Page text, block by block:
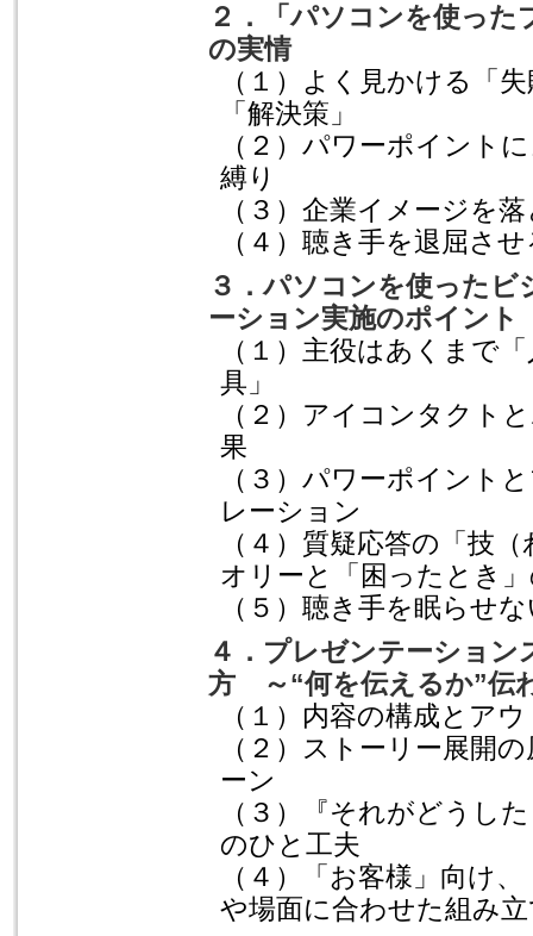
２．「パソコンを使っ
の実情
（１）よく見かける「
「解決策」
（２）パワーポイント
縛り
（３）企業イメージを
（４）聴き手を退屈さ
３．パソコンを使った
ーション実施のポイント
（１）主役はあくまで
具」
（２）アイコンタクト
果
（３）パワーポイント
レーション
（４）質疑応答の「技
オリーと「困ったとき
（５）聴き手を眠らせ
４．プレゼンテーション
方 ～“何を伝えるか”伝
（１）内容の構成とア
（２）ストーリー展開
ーン
（３）『それがどうし
のひと工夫
（４）「お客様」向け
や場面に合わせた組み